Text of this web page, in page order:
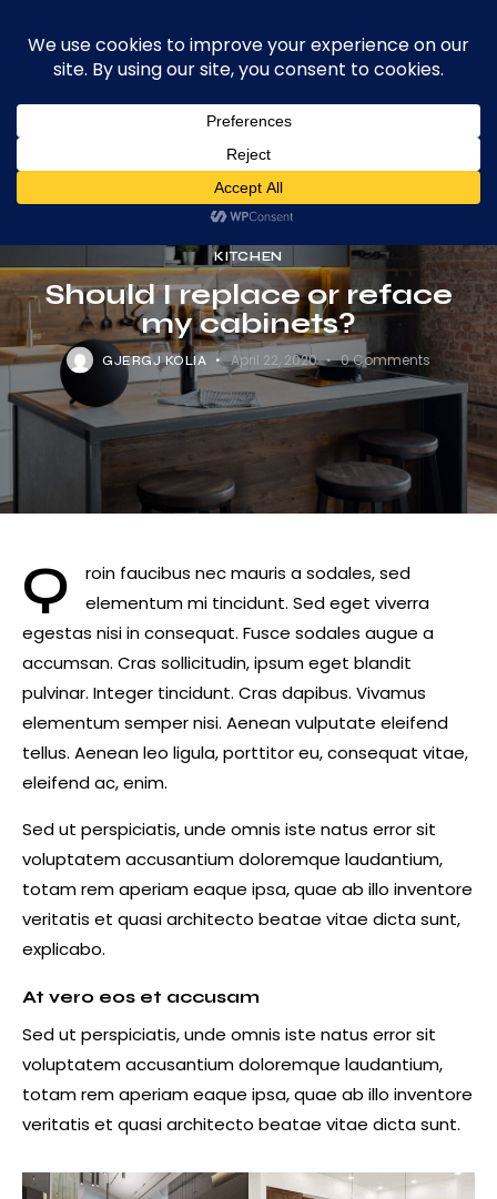
Volzar
House of Handmade Rugs
KITCHEN
Should I replace or reface
my cabinets?
GJERGJ KOLIA April 22, 2020 0 Comments
Q
roin faucibus nec mauris a sodales, sed
elementum mi tincidunt. Sed eget viverra
egestas nisi in consequat. Fusce sodales augue a
accumsan. Cras sollicitudin, ipsum eget blandit
pulvinar. Integer tincidunt. Cras dapibus. Vivamus
elementum semper nisi. Aenean vulputate eleifend
tellus. Aenean leo ligula, porttitor eu, consequat vitae,
eleifend ac, enim.
Sed ut perspiciatis, unde omnis iste natus error sit
voluptatem accusantium doloremque laudantium,
totam rem aperiam eaque ipsa, quae ab illo inventore
veritatis et quasi architecto beatae vitae dicta sunt,
explicabo.
At vero eos et accusam
Sed ut perspiciatis, unde omnis iste natus error sit
voluptatem accusantium doloremque laudantium,
totam rem aperiam eaque ipsa, quae ab illo inventore
veritatis et quasi architecto beatae vitae dicta sunt.